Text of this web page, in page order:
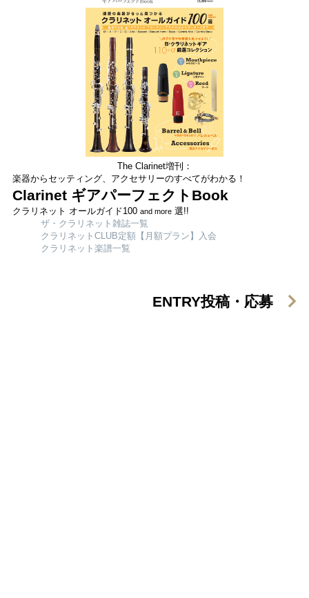
The Clarinet増刊：
楽器からセッティング、アクセサリーのすべてがわかる！
Clarinet ギアパーフェクトBook
クラリネット オールガイド100 and more選!!
ザ・クラリネット雑誌一覧
クラリネットCLUB定額【月額プラン】入会
クラリネット楽譜一覧
ENTRY投稿・応募